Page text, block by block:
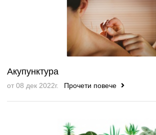
Акупунктура
от 08 дек 2022г. Прочети повече